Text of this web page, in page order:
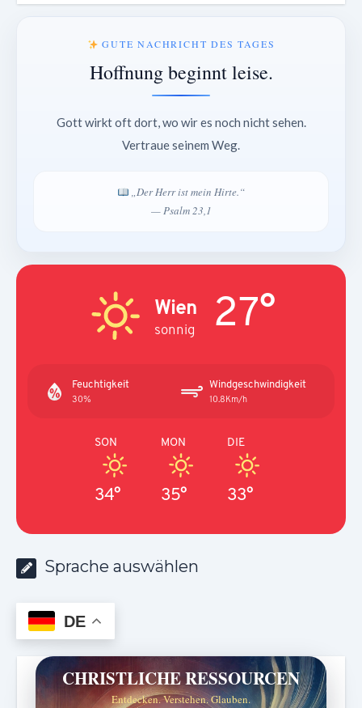
GUTE NACHRICHT DES TAGES
Hoffnung beginnt leise.
Gott wirkt oft dort, wo wir es noch nicht sehen.
Vertraue seinem Weg.
„Der Herr ist mein Hirte.“
— Psalm 23,1
Wien
sonnig 27°
Feuchtigkeit
30%
Windgeschwindigkeit
10.8Km/h
SON
34°
MON
35°
DIE
33°
Sprache auswählen
DE
CHRISTLICHE RESSOURCEN
Entdecken. Verstehen. Glauben.